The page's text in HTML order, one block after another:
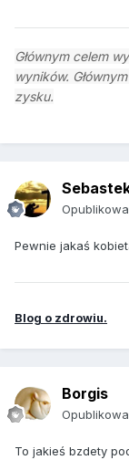
Głównym celem
wyników.
zysku.
Pewnie jakaś
Blog o zdrowiu.
Borgis
To jakieś bzdety